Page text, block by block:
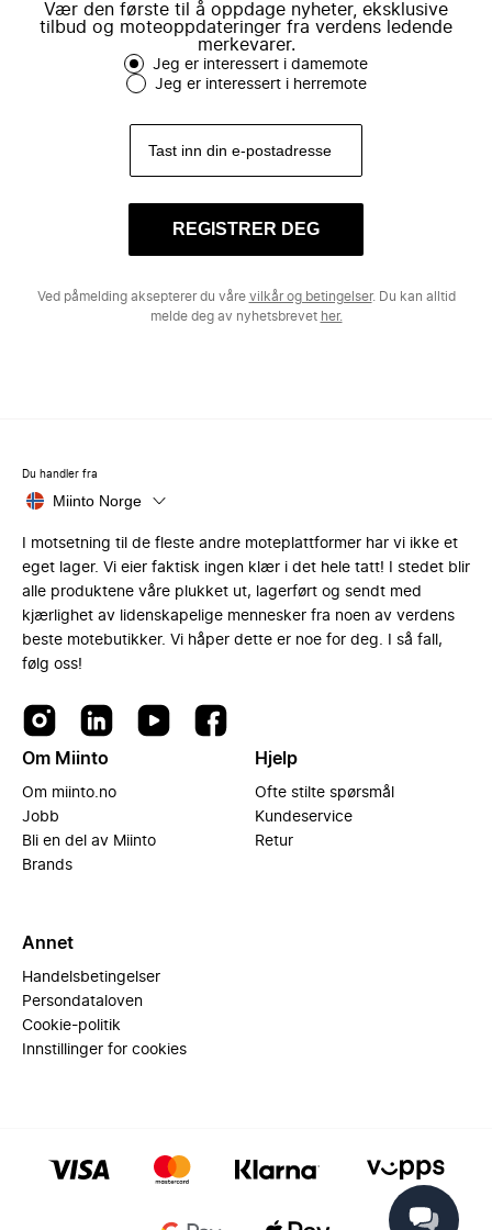
Vær den første til å oppdage nyheter, eksklusive
tilbud og moteoppdateringer fra verdens ledende
merkevarer.
Jeg er interessert i damemote
Jeg er interessert i herremote
REGISTRER DEG
Ved påmelding aksepterer du våre vilkår og betingelser. Du kan alltid
melde deg av nyhetsbrevet her.
Du handler fra
Miinto Norge
I motsetning til de fleste andre moteplattformer har vi ikke et
eget lager. Vi eier faktisk ingen klær i det hele tatt! I stedet blir
alle produktene våre plukket ut, lagerført og sendt med
kjærlighet av lidenskapelige mennesker fra noen av verdens
beste motebutikker. Vi håper dette er noe for deg. I så fall,
følg oss!
Om Miinto
Om miinto.no
Jobb
Bli en del av Miinto
Brands
Hjelp
Ofte stilte spørsmål
Kundeservice
Retur
Annet
Handelsbetingelser
Persondataloven
Cookie-politik
Innstillinger for cookies